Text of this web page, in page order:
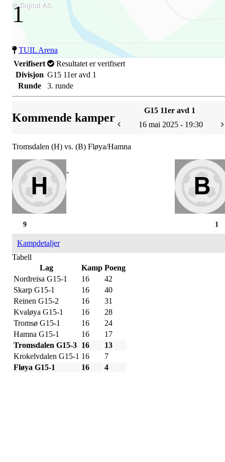
1
TUIL Arena
Verifisert
Resultatet er verifisert
Divisjon G15 11er avd 1
Runde
3. runde
Kommende kamper
G15 11er avd 1
16 mai 2025 - 19:30
Tromsdalen (H) vs. (B) Fløya/Hamna
-
1
9
Kampdetaljer
Tabell
Lag
Kamp Poeng
Nordreisa G15-1
16
42
Skarp G15-1
16
40
Reinen G15-2
16
31
Kvaløya G15-1
16
28
Tromsø G15-1
16
24
Hamna G15-1
16
17
Tromsdalen G15-3 16
13
Krokelvdalen G15-1 16
7
Fløya G15-1
16 4